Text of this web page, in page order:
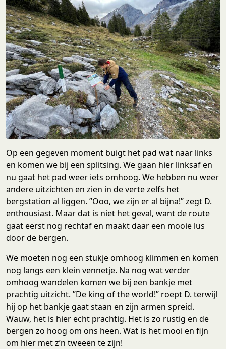
Op een gegeven moment buigt het pad wat naar links
en komen we bij een splitsing. We gaan hier linksaf en
nu gaat het pad weer iets omhoog. We hebben nu weer
andere uitzichten en zien in de verte zelfs het
bergstation al liggen. ”Ooo, we zijn er al bijna!” zegt D.
enthousiast. Maar dat is niet het geval, want de route
gaat eerst nog rechtaf en maakt daar een mooie lus
door de bergen.
We moeten nog een stukje omhoog klimmen en komen
nog langs een klein vennetje. Na nog wat verder
omhoog wandelen komen we bij een bankje met
prachtig uitzicht. ”De king of the world!” roept D. terwijl
hij op het bankje gaat staan en zijn armen spreid.
Wauw, het is hier echt prachtig. Het is zo rustig en de
bergen zo hoog om ons heen. Wat is het mooi en fijn
om hier met z’n tweeën te zijn!